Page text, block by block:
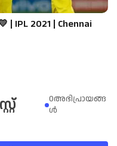
2021 | Chennai
0അഭിപ്രായങ്ങ
ള്‍